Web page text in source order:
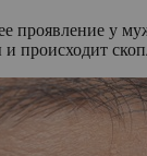
проявление у
происходит